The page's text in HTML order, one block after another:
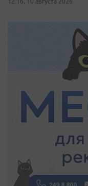
12:16, 10 августа 2026